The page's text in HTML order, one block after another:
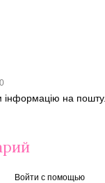
інформацію на пошту.
Войти с помощью